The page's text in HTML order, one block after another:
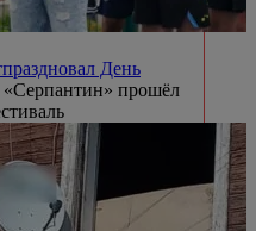
День
прошёл